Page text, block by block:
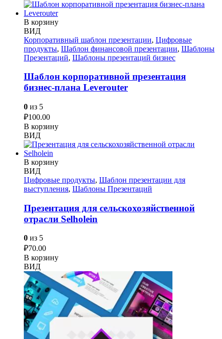
В корзину
ВИД
Корпоративный шаблон презентации, Цифровые
продукты, Шаблон финансовой презентации, Шаблоны
Презентаций, Шаблоны презентаций бизнес
Шаблон корпоративной презентация
бизнес-плана Leverouter
0 из 5
₽100.00
В корзину
ВИД
В корзину
ВИД
Цифровые продукты, Шаблон презентации для
выступления, Шаблоны Презентаций
Презентация для сельскохозяйственной
отрасли Selholein
0 из 5
₽70.00
В корзину
ВИД